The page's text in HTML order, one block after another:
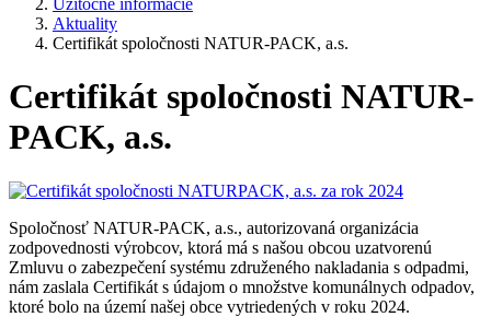
Užitočné informácie
Aktuality
Certifikát spoločnosti NATUR-PACK, a.s.
Certifikát spoločnosti NATUR-
PACK, a.s.
Spoločnosť NATUR-PACK, a.s., autorizovaná organizácia
zodpovednosti výrobcov, ktorá má s našou obcou uzatvorenú
Zmluvu o zabezpečení systému združeného nakladania s odpadmi,
nám zaslala Certifikát s údajom o množstve komunálnych odpadov,
ktoré bolo na území našej obce vytriedených v roku 2024.